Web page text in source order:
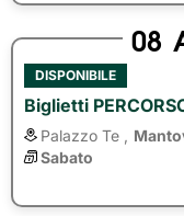
08
DISPONIBILE
Biglietti
Palazzo Te ,
Sabato